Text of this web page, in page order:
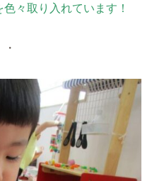
々取り入れています！